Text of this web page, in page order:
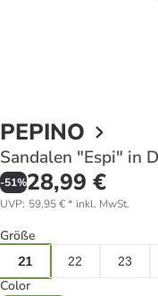
PEPINO
Sandalen "Espi" in
-51%28,99 €
UVP: 59,95 €* inkl. MwSt.
Größe
21 22 23
Color